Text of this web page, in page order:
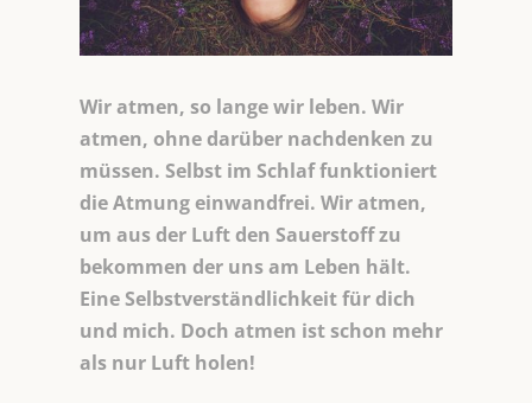
Wir atmen, so lange wir leben. Wir
atmen, ohne darüber nachdenken zu
müssen. Selbst im Schlaf funktioniert
die Atmung einwandfrei. Wir atmen,
um aus der Luft den Sauerstoff zu
bekommen der uns am Leben hält.
Eine Selbstverständlichkeit für dich
und mich. Doch atmen ist schon mehr
als nur Luft holen!